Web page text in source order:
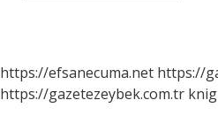
https://efsanecuma.net https://
https://gazetezeybek.com.tr